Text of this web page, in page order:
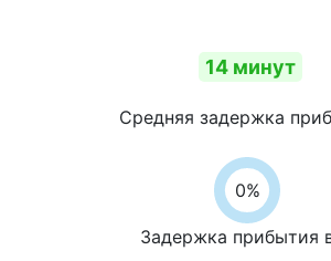
14 минут
Средняя задержка
0%
Задержка прибытия